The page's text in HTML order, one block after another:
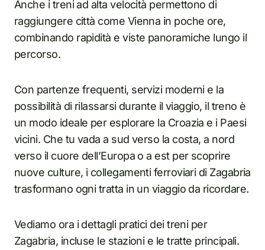
Anche i treni ad alta velocità permettono di
raggiungere città come Vienna in poche ore,
combinando rapidità e viste panoramiche lungo il
percorso.
Con partenze frequenti, servizi moderni e la
possibilità di rilassarsi durante il viaggio, il treno è
un modo ideale per esplorare la Croazia e i Paesi
vicini. Che tu vada a sud verso la costa, a nord
verso il cuore dell’Europa o a est per scoprire
nuove culture, i collegamenti ferroviari di Zagabria
trasformano ogni tratta in un viaggio da ricordare.
Vediamo ora i dettagli pratici dei treni per
Zagabria, incluse le stazioni e le tratte principali.